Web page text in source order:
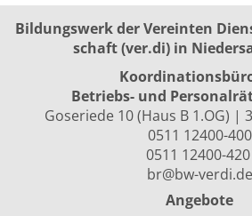
Bildungswerk der Vereinten
schaft (ver.di) in
Betriebs- und
Goseriede 10 (Haus B 1.OG) |
0511 12400-400
0511 12400-420
br@bw-verdi.de
Angebote